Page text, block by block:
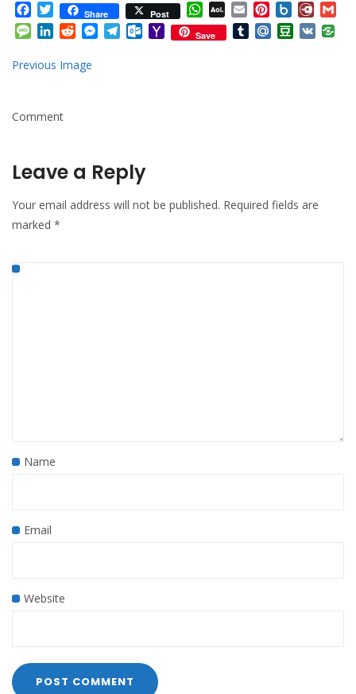
Facebook
TwitterShare Post WhatsApp
AOL
Mail
Email Pinterest
Box.net
Message
LinkedIn
RedditMessenger
Telegram
Outlook.com
Yahoo
Mail
Save TumblrMail.RuDouban
VK
Previous Image
Comment
Leave a Reply
Your email address will not be published. Required fields are
marked *
Name
Email
Website